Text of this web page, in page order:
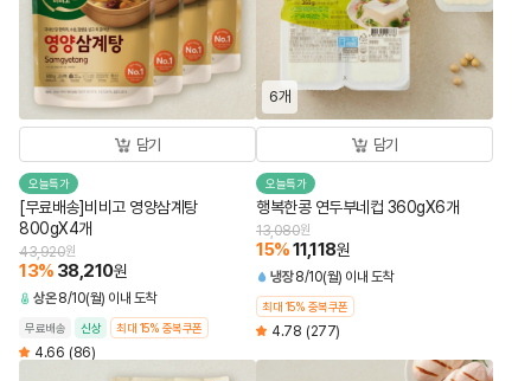
담기
오늘특가
[무료배송]비비고 영양삼계탕
800gX4개
43,920원
13% 38,210원
상온 8/10(월) 이내 도착
무료배송 신상 최대 15% 중복쿠폰
4.66 (86)
6개
담기
오늘특가
행복한콩 연두부네컵 360gX6개
13,080원
15%11,118원
냉장 8/10(월) 이내 도착
최대 15% 중복쿠폰
4.78 (277)